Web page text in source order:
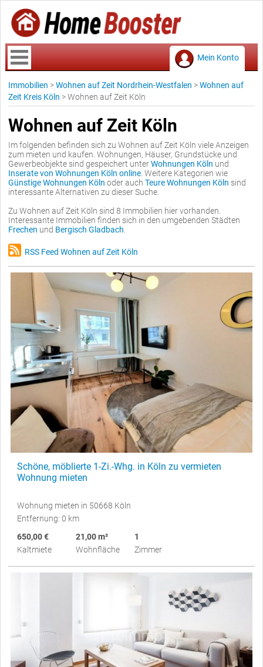
Mein Konto
Immobilien >Wohnen auf Zeit Nordrhein-Westfalen >Wohnen auf
Zeit Kreis Köln >Wohnen auf Zeit Köln
Wohnen auf Zeit Köln
Im folgenden befinden sich zu Wohnen auf Zeit Köln viele Anzeigen
zum mieten und kaufen. Wohnungen, Häuser, Grundstücke und
Gewerbeobjekte sind gespeichert unterWohnungen Köln und
Inserate von Wohnungen Köln online . Weitere Kategorien wie
Günstige Wohnungen Köln oder auch Teure Wohnungen Köln sind
interessante Alternativen zu dieser Suche.
Zu Wohnen auf Zeit Köln sind 8 Immobilien hier vorhanden.
Interessante Immobilien finden sich in den umgebenden Städten
Frechen und Bergisch Gladbach
RSS Feed Wohnen auf Zeit Köln
Schöne, möblierte 1-Zi.-Whg. in Köln zu vermieten
Wohnung mieten
Wohnung mieten in 50668 Köln
Entfernung: 0 km
650,00 €
Kaltmiete
21,00 m²
Wohnfläche
1
Zimmer